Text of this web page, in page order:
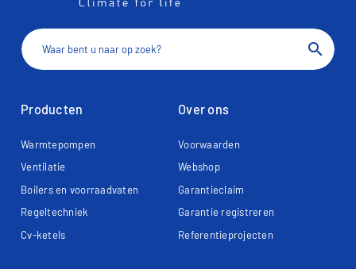
search
Producten
Warmtepompen
Ventilatie
Boilers en voorraadvaten
Regeltechniek
Cv-ketels
Over ons
Voorwaarden
Webshop
Garantieclaim
Garantie registreren
Referentieprojecten